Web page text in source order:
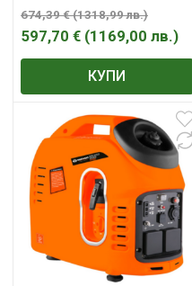
674,39€ (1318,99лв.)
597,70 € (1169,00 лв.)
КУПИ